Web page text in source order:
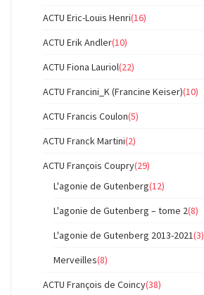
ACTU Eric-Louis Henri(16)
ACTU Erik Andler(10)
ACTU Fiona Lauriol(22)
ACTU Francini_K (Francine Keiser)(10)
ACTU Francis Coulon(5)
ACTU Franck Martini(2)
ACTU François Coupry(29)
L'agonie de Gutenberg(12)
L'agonie de Gutenberg – tome 2(8)
L'agonie de Gutenberg 2013-2021(3)
Merveilles(8)
ACTU François de Coincy(38)